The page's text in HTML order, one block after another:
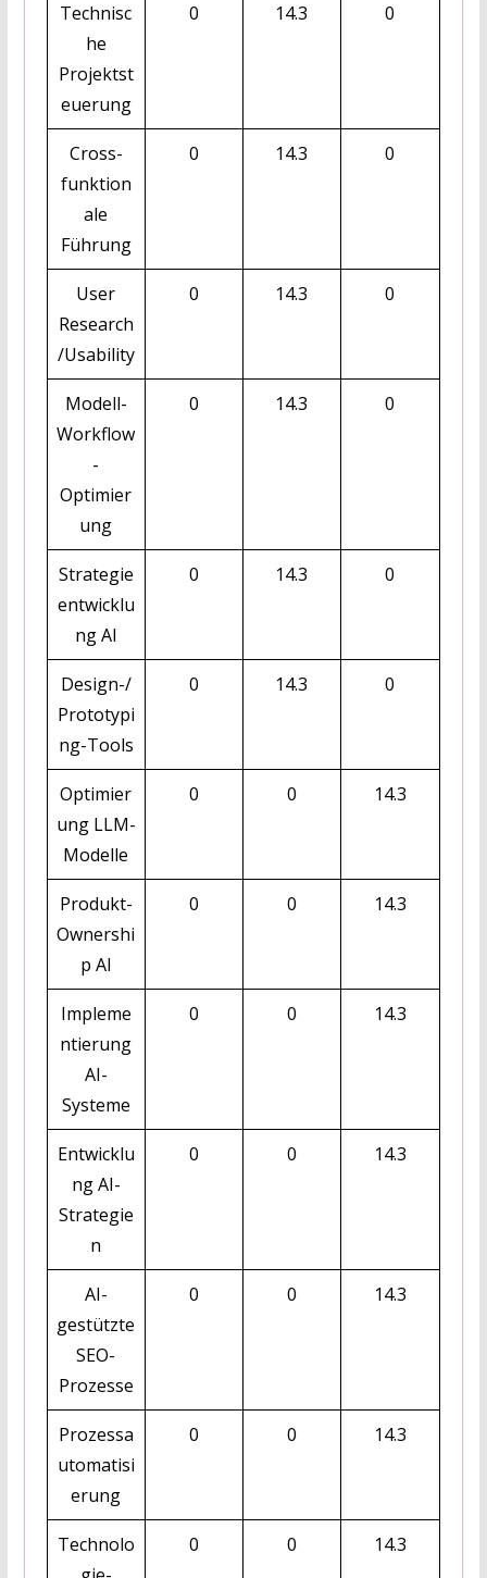
Technisc
he
Projektst
euerung
0 14.3 0
Cross-
funktion
ale
Führung
0 14.3 0
User
Research
/Usability
0 14.3 0
Modell-
Workflow
-
Optimier
ung
0 14.3 0
Strategie
entwicklu
ng AI
0 14.3 0
Design-/
Prototypi
ng-Tools
0 14.3 0
Optimier
ung LLM-
Modelle
0 0 14.3
Produkt-
Ownershi
p AI
0 0 14.3
Impleme
ntierung
AI-
Systeme
0 0 14.3
Entwicklu
ng AI-
Strategie
n
0 0 14.3
AI-
gestützte
SEO-
Prozesse
0 0 14.3
Prozessa
utomatisi
erung
0 0 14.3
Technolo
0 0 14.3